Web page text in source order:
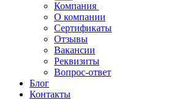
Компания
О компании
Сертификаты
Отзывы
Вакансии
Реквизиты
Вопрос-ответ
Блог
Контакты